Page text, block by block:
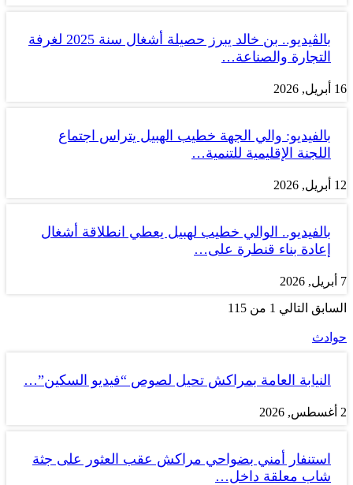
بالڤيديو.. بن خالد يبرز حصيلة أشغال سنة 2025 لغرفة
التجارة والصناعة…
16 أبريل, 2026
بالفيديو: والي الجهة خطيب الهبيل يتراس اجتماع
اللجنة الإقليمية للتنمية…
12 أبريل, 2026
بالفيديو.. الوالي خطيب لهبيل يعطي انطلاقة أشغال
إعادة بناء قنطرة على…
7 أبريل, 2026
السابق التالي 1 من 115
حوادث
النيابة العامة بمراكش تحيل لصوص “فيديو السكين”…
2 أغسطس, 2026
استنفار أمني بضواحي مراكش عقب العثور على جثة
شاب معلقة داخل…